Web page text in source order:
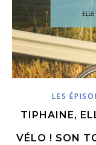
LES
TIPHAINE,
VÉLO ! SON